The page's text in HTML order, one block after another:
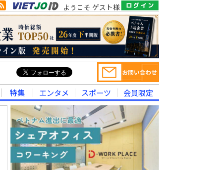
ようこそ ゲスト様
特集 エンタメ スポーツ 会員限定